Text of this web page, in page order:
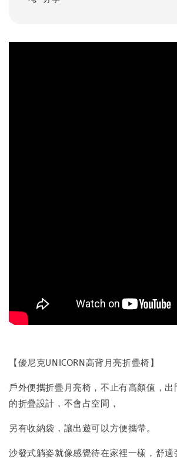
【優尼克UNICORN高背月亮折疊椅】
戶外便攜折疊月亮椅，不止有高顏值，出
的折疊設計，不會占空間，
另有收納袋，讓出遊可以方便攜帶。
沙發式躺姿就像感覺待在家裡一樣，舒適